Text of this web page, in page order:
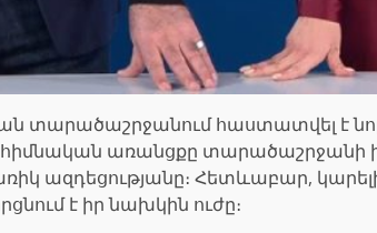
տարածաշրջանում հաստատվել է
առանցքը տարածաշրջանի
ազդեցությանը։ Հետևաբար, կարելի
է իր նախկին ուժը։